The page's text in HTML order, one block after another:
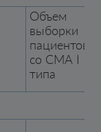
Объем
выборки
пациентов
со СМА I
типа